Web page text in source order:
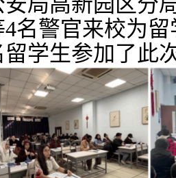
4名警官来校为
留学生参加了此